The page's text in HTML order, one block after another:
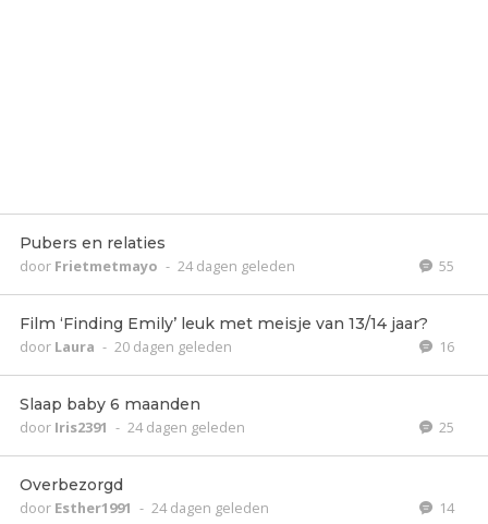
Pubers en relaties
door Frietmetmayo - 24 dagen geleden 55
Film ‘Finding Emily’ leuk met meisje van 13/14 jaar?
door Laura - 20 dagen geleden 16
Slaap baby 6 maanden
door Iris2391 - 24 dagen geleden 25
Overbezorgd
door Esther1991 - 24 dagen geleden 14